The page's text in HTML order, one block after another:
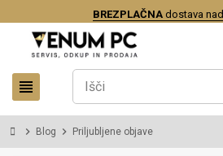
BREZPLAČNAdostava nad
view_headline
chevron_right Blog chevron_right Priljubljene objave